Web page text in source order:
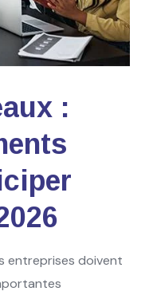
:
entreprises doivent